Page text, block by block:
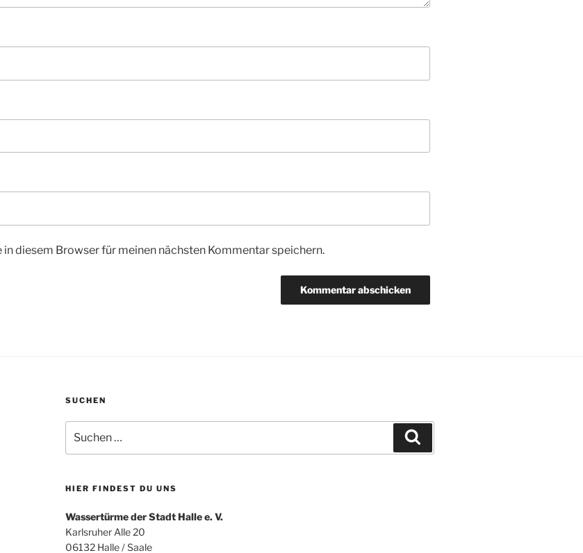
diesem Browser für meinen nächsten Kommentar speichern.
SUCHEN
nach:
HIER FINDEST DU UNS
Wassertürme der Stadt Halle e. V.
Karlsruher Alle 20
06132 Halle / Saale